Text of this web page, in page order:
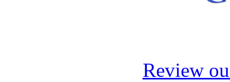
Review